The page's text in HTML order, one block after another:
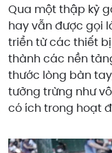
Qua một thập kỷ
hay vẫn được gọi
triển từ các thiết
thành các nền
thước lòng bàn
tưởng trừng như
có ích trong hoạt